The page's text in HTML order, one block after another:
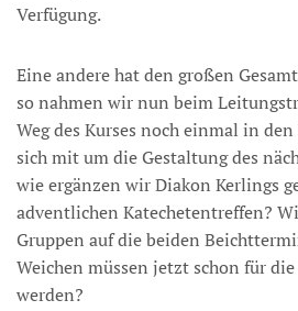
Verfügung.
Eine andere hat den großen
so nahmen wir nun beim
Weg des Kurses noch einmal in
sich mit um die Gestaltung des
wie ergänzen wir Diakon Kerlings
adventlichen Katechetentreffen?
Gruppen auf die beiden
Weichen müssen jetzt schon für
werden?